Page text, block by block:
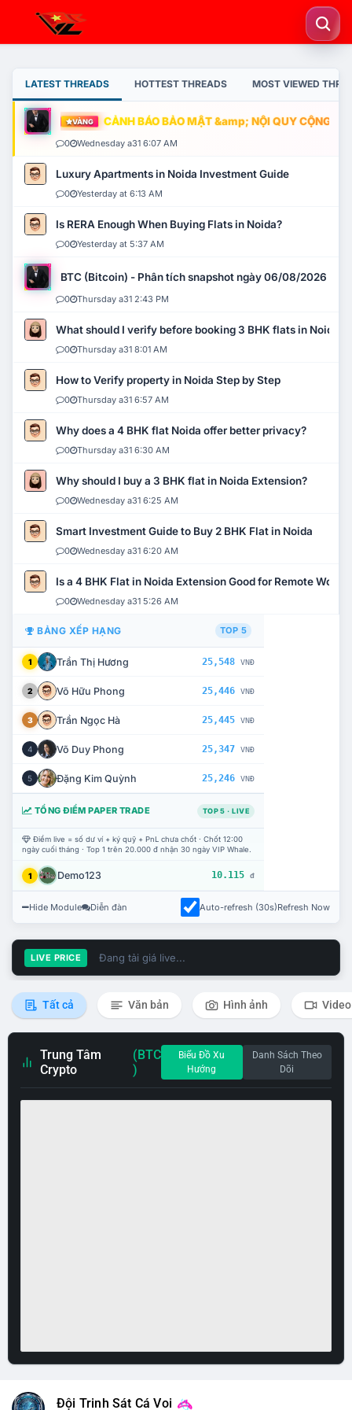
LATEST THREADS HOTTEST THREADS MOST VIEWED
VÀNG CẢNH BÁO BẢO MẬT &amp; NỘI QUY CỘNG
0 Wednesday a31 6:07 AM
Luxury Apartments in Noida Investment Guide
0 Yesterday at 6:13 AM
Is RERA Enough When Buying Flats in Noida?
0 Yesterday at 5:37 AM
BTC (Bitcoin) - Phân tích snapshot ngày 06/08/2026
0 Thursday a31 2:43 PM
What should I verify before booking 3 BHK flats in Noida?
0 Thursday a31 8:01 AM
How to Verify property in Noida Step by Step
0 Thursday a31 6:57 AM
Why does a 4 BHK flat Noida offer better privacy?
0 Thursday a31 6:30 AM
Why should I buy a 3 BHK flat in Noida Extension?
0 Wednesday a31 6:25 AM
Smart Investment Guide to Buy 2 BHK Flat in Noida
0 Wednesday a31 6:20 AM
Is a 4 BHK Flat in Noida Extension Good for Remote Work?
0 Wednesday a31 5:26 AM
BẢNG XẾP HẠNG TOP 5
1 Trần Thị Hương 25,548 VNĐ
2 Võ Hữu Phong 25,446 VNĐ
3 Trần Ngọc Hà 25,445 VNĐ
4 Võ Duy Phong 25,347 VNĐ
5 Đặng Kim Quỳnh 25,246 VNĐ
TỔNG ĐIỂM PAPER TRADE TOP 5 · LIVE
Điểm live = số dư ví + ký quỹ + PnL chưa chốt · Chốt 12:00
ngày cuối tháng · Top 1 trên 20.000 đ nhận 30 ngày VIP Whale.
1 Demo123 10.115 đ
Hide Module Diễn đàn Auto-refresh (30s)Refresh Now
LIVE PRICE Đang tải giá live...
Tất cả Văn bản Hình ảnh Video
Trung Tâm
Crypto
(BTC
)
Biểu Đồ Xu
Hướng
Danh Sách Theo
Dõi
Đội Trinh Sát Cá Voi